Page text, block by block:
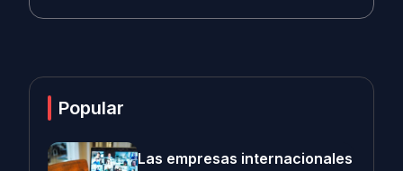
Popular
Las empresas internacionales